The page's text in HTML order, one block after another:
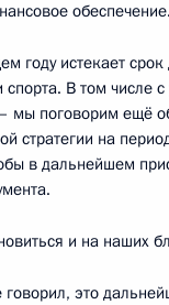
мэра
концертного
обеспечение.
году истекает
В том числе
мы поговорим ещё
стратегии на
в дальнейшем
и на наших
это